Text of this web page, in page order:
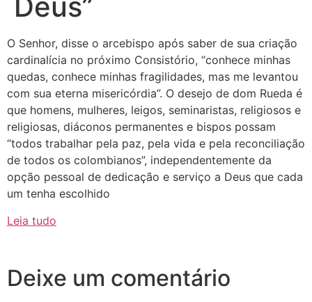
Deus”
O Senhor, disse o arcebispo após saber de sua criação
cardinalícia no próximo Consistório, “conhece minhas
quedas, conhece minhas fragilidades, mas me levantou
com sua eterna misericórdia”. O desejo de dom Rueda é
que homens, mulheres, leigos, seminaristas, religiosos e
religiosas, diáconos permanentes e bispos possam
“todos trabalhar pela paz, pela vida e pela reconciliação
de todos os colombianos”, independentemente da
opção pessoal de dedicação e serviço a Deus que cada
um tenha escolhido
Leia tudo
Deixe um comentário